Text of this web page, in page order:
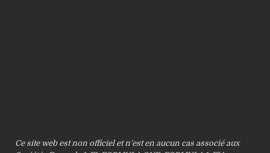
Ce site web est non officiel et n’est en aucun cas associé aux